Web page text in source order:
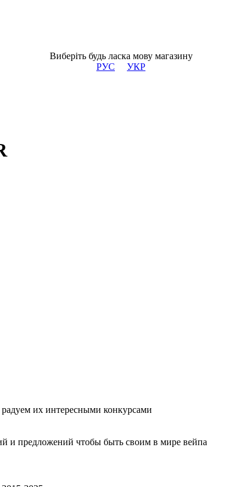
Виберіть будь ласка мову магазину
РУС
УКР
их интересными конкурсами
и предложений чтобы быть своим в мире вейпа